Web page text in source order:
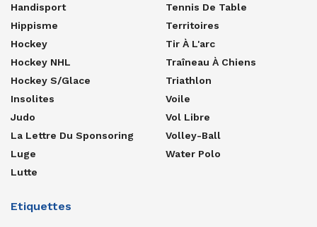
Handisport
Hippisme
Hockey
Hockey NHL
Hockey S/glace
Insolites
Judo
La Lettre Du Sponsoring
Luge
Lutte
Tennis De Table
Territoires
Tir À L'arc
Traîneau À Chiens
Triathlon
Voile
Vol Libre
Volley-Ball
Water Polo
Etiquettes